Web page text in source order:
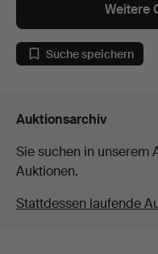
Weitere
Suche speichern
Auktionsarchiv
Sie suchen in unserem
Auktionen.
Stattdessen laufende